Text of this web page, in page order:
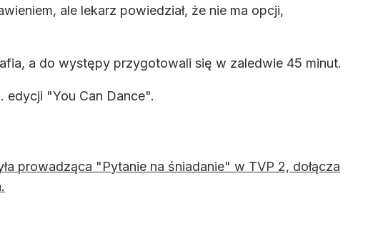
ale lekarz powiedział, że nie ma opcji,
a do występy przygotowali się w zaledwie 45 minut.
edycji "You Can Dance".
prowadząca "Pytanie na śniadanie" w TVP 2, dołącza